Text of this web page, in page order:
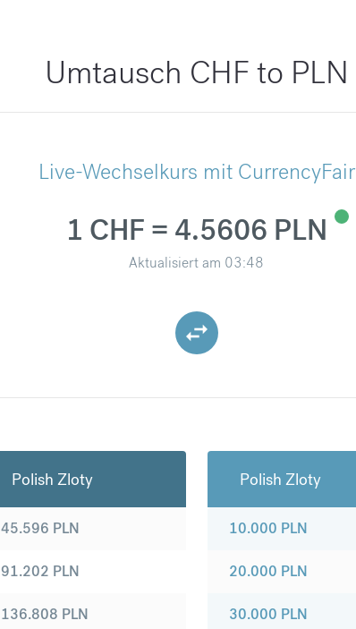
Umtausch CHF to PLN
Live-Wechselkurs mit CurrencyFair
1 CHF = 4.5606 PLN
Aktualisiert am 03:48
Polish Zloty
45.596 PLN
91.202 PLN
136.808 PLN
Polish Zloty
10.000 PLN
20.000 PLN
30.000 PLN